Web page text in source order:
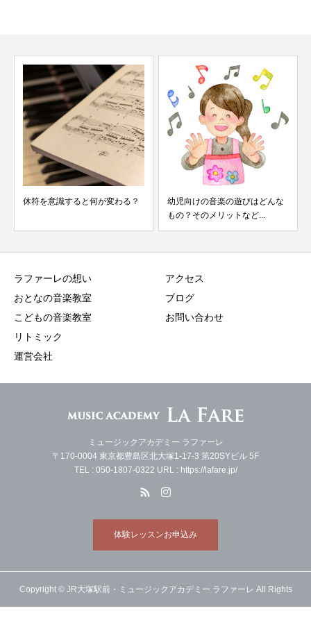
識すると何が変わる？
幼児向けの音楽の遊びはどんな
もの？そのメリットなど...
習い事に楽器
ラファーレの想い
おとなの音楽教室
こどもの音楽教室
リトミック
運営会社
アクセス
ブログ
お問い合わせ
ミュージックアカデミー ラファーレ
〒170-0004 東京都豊島区北大塚1-17-3 第20SYビル 5F
TEL : 050-1807-0322 URL : https://lafare.jp/
体験レッスンお申込み
Copyright © JR大塚駅前・ミュージックアカデミー ラファーレ All Rights